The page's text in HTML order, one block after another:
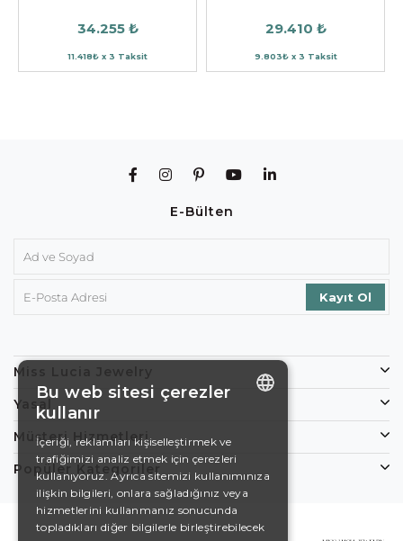
34.255 ₺
11.418₺ x 3 Taksit
29.410 ₺
9.803₺ x 3 Taksit
E-Bülten
Miss Lucia Jewelry
Yasal
Müşteri Hizmetleri
Popüler Kategoriler
DE
EN
Bu web sitesi çerezler
kullanır
İçeriği, reklamları kişiselleştirmek ve
trafiğimizi analiz etmek için çerezleri
kullanıyoruz. Ayrıca sitemizi kullanımınıza
ilişkin bilgileri, onlara sağladığınız veya
hizmetlerini kullanmanız sonucunda
topladıkları diğer bilgilerle birleştirebilecek